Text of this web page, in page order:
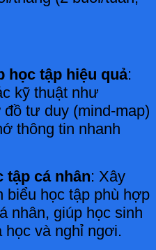
học tập hiệu quả:
kỹ thuật như
tư duy (mind-map)
thông tin nhanh
tập cá nhân: Xây
biểu học tập phù hợp
nhân, giúp học sinh
học và nghỉ ngơi.